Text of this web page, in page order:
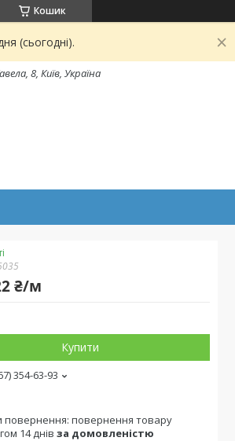
Кошик
(сьогодні).
8, Київ, Україна
₴/м
Купити
354-63-93
повернення товару
14 днів за домовленістю